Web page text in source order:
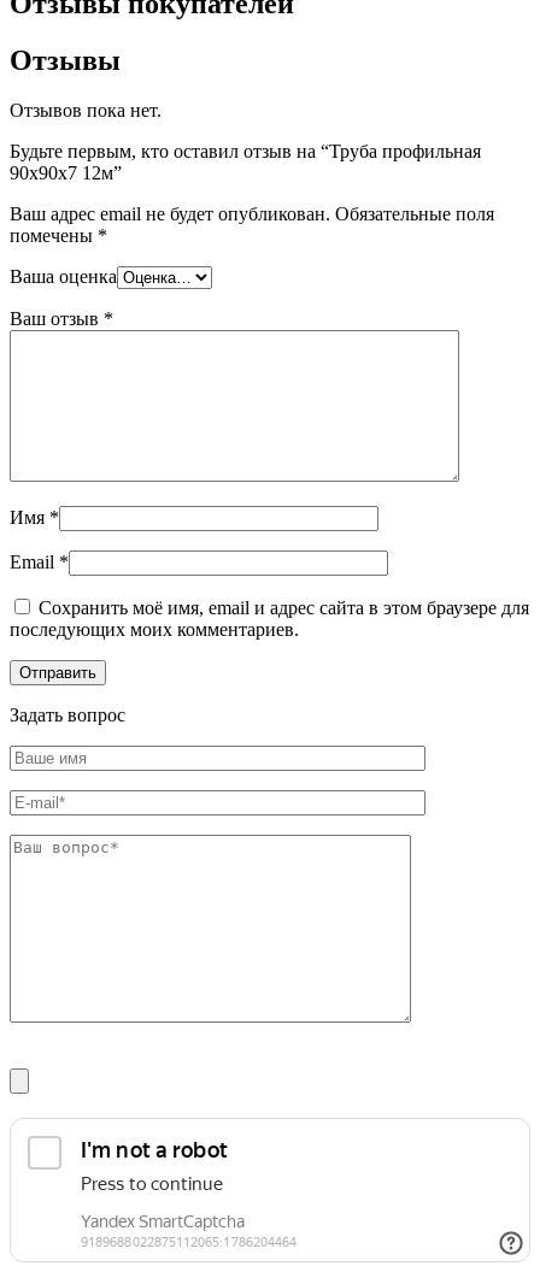
Отзывы
Отзывов пока нет.
Будьте первым, кто оставил отзыв на “Труба профильная
90х90х7 12м”
Ваш адрес email не будет опубликован. Обязательные поля
помечены *
Ваша оценка
Ваш отзыв *
Имя *
Email *
Сохранить моё имя, email и адрес сайта в этом браузере для
последующих моих комментариев.
Задать вопрос